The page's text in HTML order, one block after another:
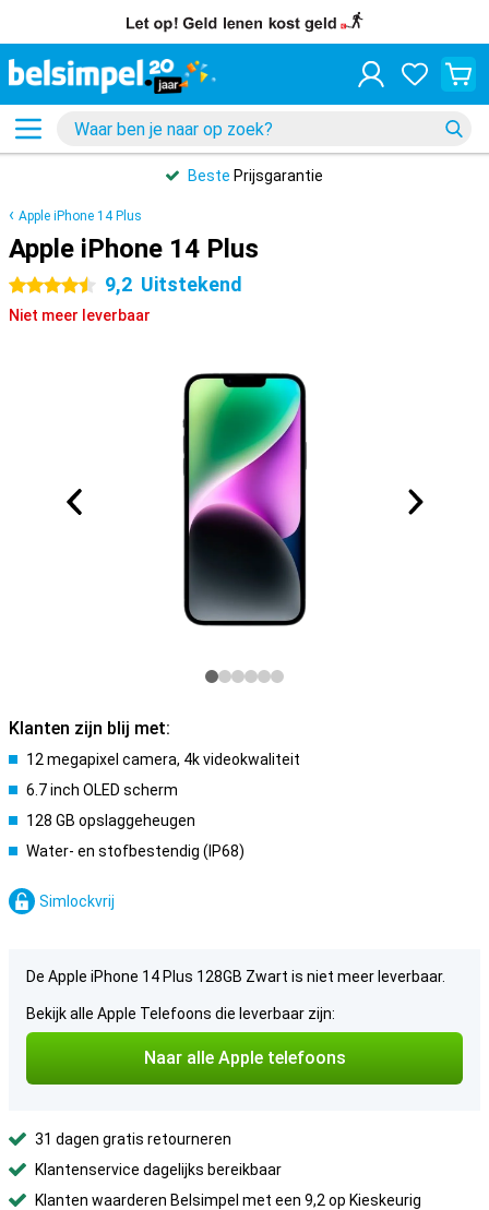
Beste Prijsgarantie
Apple iPhone 14 Plus
Apple iPhone 14 Plus
4.5 sterren 9,2 Uitstekend
Niet meer leverbaar
Klanten zijn blij met:
12 megapixel camera, 4k videokwaliteit
6.7 inch OLED scherm
128 GB opslaggeheugen
Water- en stofbestendig (IP68)
Simlockvrij
De Apple iPhone 14 Plus 128GB Zwart is niet meer leverbaar.
Bekijk alle Apple Telefoons die leverbaar zijn:
Naar alle Apple telefoons
31 dagen gratis retourneren
Klantenservice dagelijks bereikbaar
Klanten waarderen Belsimpel met een 9,2 op Kieskeurig